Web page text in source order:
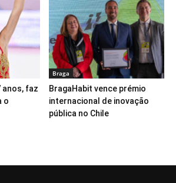
anos, faz
o
Braga
BragaHabit vence prémio
internacional de inovação
pública no Chile